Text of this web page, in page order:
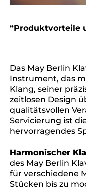
“Produktvorteile
Das May Berlin
Instrument, das
Klang, seiner
zeitlosen Design
qualitätsvollen
Servicierung ist
hervorragendes
Harmonischer
des May Berlin
für verschiedene
Stücken bis zu